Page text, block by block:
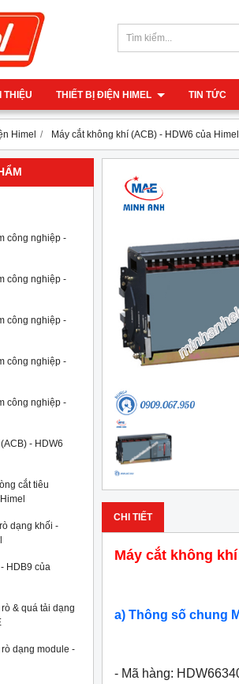
THIỆU THIẾT BỊ ĐIỆN HIMEL TIN TỨC
Himel Máy cắt không khí (ACB) - HDW6 của Himel
công nghiệp -
công nghiệp -
công nghiệp -
công nghiệp -
công nghiệp -
- HDW6
cắt tiêu
dạng khối -
HDB9 của
& quá tải dạng
dạng module -
CHI TIẾT
Máy cắt không khí
a) Thông số chung
- Mã hàng: